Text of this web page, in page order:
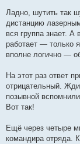
Ладно, шутить так
дистанцию
вся группа знает.
работает — только
вполне логично —
На этот раз ответ
отрицательный.
позывной
Вот так!
Ещё через четыре
командира отряда.